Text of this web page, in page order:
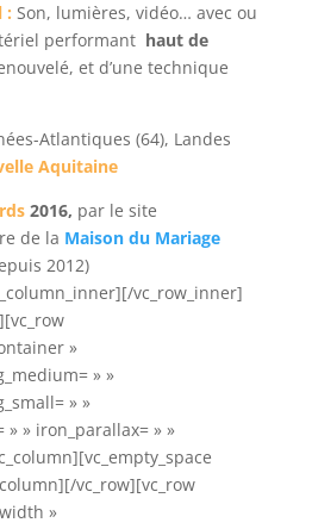
: Son, lumières, vidéo… avec ou
performant haut de
et d’une technique
Atlantiques (64), Landes
Aquitaine
2016, par le site
de la Maison du Mariage
2012)
vc_row_inner]
»
» »
» »
» iron_parallax= » »
vc_row][vc_row
»